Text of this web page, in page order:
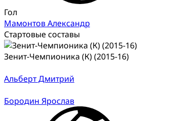
Гол
Мамонтов Александр
Стартовые составы
Зенит-Чемпионика (К) (2015-16)
Альберт Дмитрий
Бородин Ярослав